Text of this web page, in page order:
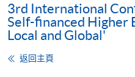
3rd International
Self-financed Higher
Local and Global'
返回主頁